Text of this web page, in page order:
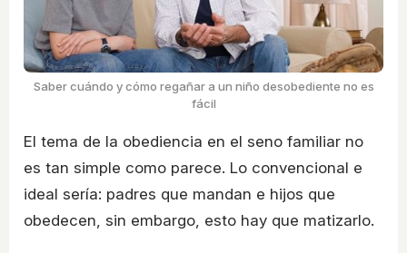
Saber cuándo y cómo regañar a un niño desobediente no es
fácil
El tema de la obediencia en el seno familiar no
es tan simple como parece. Lo convencional e
ideal sería: padres que mandan e hijos que
obedecen, sin embargo, esto hay que matizarlo.